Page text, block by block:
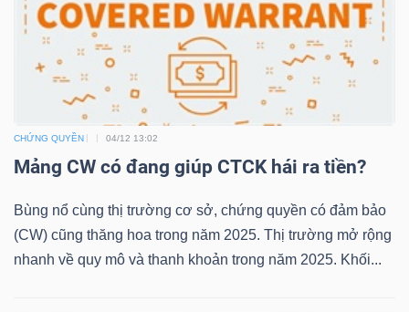
CHỨNG QUYỀN 04/12 13:02
Mảng CW có đang giúp CTCK hái ra tiền?
Bùng nổ cùng thị trường cơ sở, chứng quyền có đảm bảo
(CW) cũng thăng hoa trong năm 2025. Thị trường mở rộng
nhanh về quy mô và thanh khoản trong năm 2025. Khối...
PHÁI
SINH
PHIẾU